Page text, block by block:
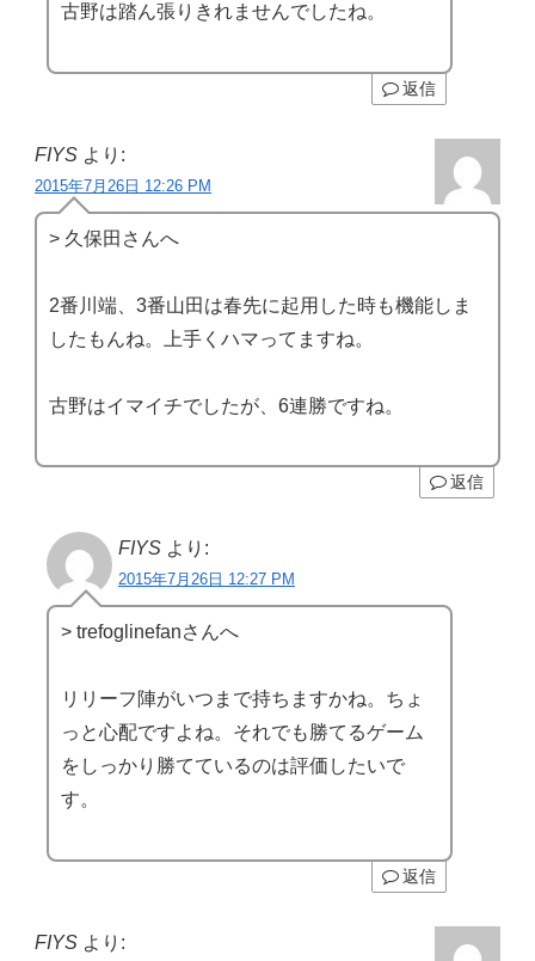
古野は踏ん張りきれませんでしたね。
返信
FIYS より:
2015年7月26日 12:26 PM
> 久保田さんへ
2番川端、3番山田は春先に起用した時も機能しま
したもんね。上手くハマってますね。
古野はイマイチでしたが、6連勝ですね。
返信
FIYS より:
2015年7月26日 12:27 PM
> trefoglinefanさんへ
リリーフ陣がいつまで持ちますかね。ちょ
っと心配ですよね。それでも勝てるゲーム
をしっかり勝てているのは評価したいで
す。
返信
FIYS より: